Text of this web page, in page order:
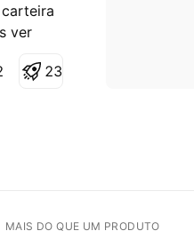
ver
23
MAIS DO QUE UM PRODUTO